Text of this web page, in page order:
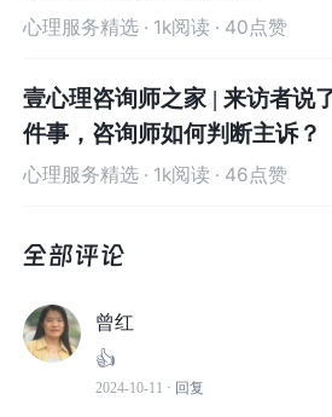
心理服务精选 · 1k阅读 · 40点赞
壹心理咨询师之家 | 来访者说
件事，咨询师如何判断主诉？
心理服务精选 · 1k阅读 · 46点赞
曾红
👍
2024-10-11 · 回复